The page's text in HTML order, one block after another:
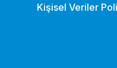
Kişisel Veriler